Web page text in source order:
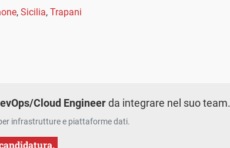
, Sicilia, Trapani
Cloud Engineerda integrare nel suo team.
infrastrutture e piattaforme dati.